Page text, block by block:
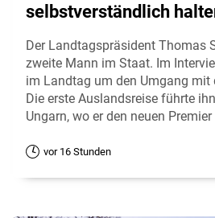
selbstverständlich
Der Landtagspräsident Thomas
zweite Mann im Staat. Im
im Landtag um den Umgang mit
Die erste Auslandsreise führte
Ungarn, wo er den neuen
vor 16 Stunden